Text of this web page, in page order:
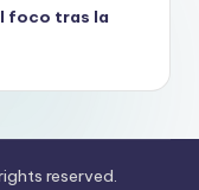
foco tras la
reserved.